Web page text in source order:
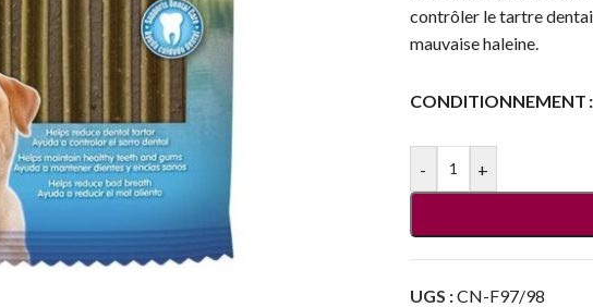
contrôler le tartre
mauvaise haleine.
CONDITIONNEMENT
- +
UGS :CN-F97/98